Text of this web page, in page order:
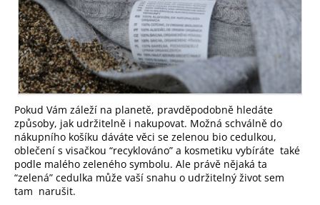
Pokud Vám záleží na planetě, pravděpodobně hledáte
způsoby, jak udržitelně i nakupovat. Možná schválně do
nákupního košíku dáváte věci se zelenou bio cedulkou,
oblečení s visačkou “recyklováno” a kosmetiku vybíráte také
podle malého zeleného symbolu. Ale právě nějaká ta
“zelená” cedulka může vaší snahu o udržitelný život sem
tam narušit.
HLEDAT
D
P
O
R
U
Č
U
J
E
M